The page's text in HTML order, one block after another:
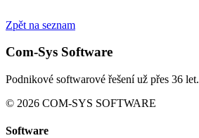
Zpět na seznam
Com-Sys Software
Podnikové softwarové řešení už přes 36 let.
© 2026 COM-SYS SOFTWARE
Software